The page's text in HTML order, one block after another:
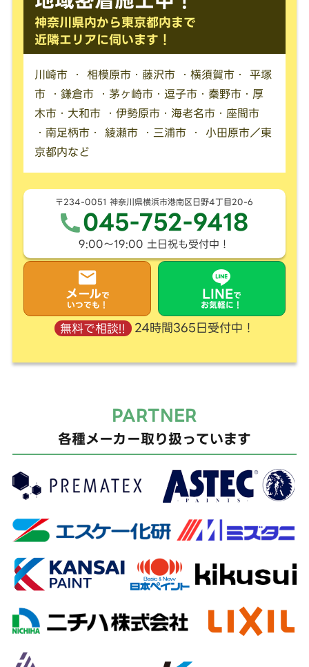
神奈川県内から東京都内まで
近隣エリアに伺います！
川崎市 ・ 相模原市・藤沢市 ・横須賀市・ 平塚
市 ・鎌倉市 ・茅ヶ崎市・逗子市・秦野市・厚
木市・大和市 ・伊勢原市・海老名市・座間市
・南足柄市・ 綾瀬市 ・三浦市 ・ 小田原市／東
京都内など
〒234-0051 神奈川県横浜市港南区日野4丁目20-6
045-752-9418
9:00〜19:00 土日祝も受付中！
メールで
いつでも！
LINEで
お気軽に！
無料で相談!! 24時間365日受付中！
PARTNER
各種メーカー取り扱っています